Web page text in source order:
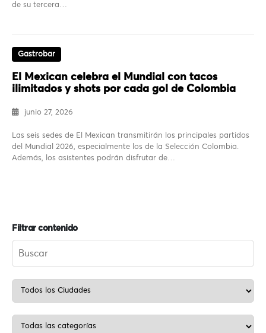
de su tercera…
Gastrobar
El Mexican celebra el Mundial con tacos
ilimitados y shots por cada gol de Colombia
junio 27, 2026
Las seis sedes de El Mexican transmitirán los principales partidos
del Mundial 2026, especialmente los de la Selección Colombia.
Además, los asistentes podrán disfrutar de…
Filtrar contenido